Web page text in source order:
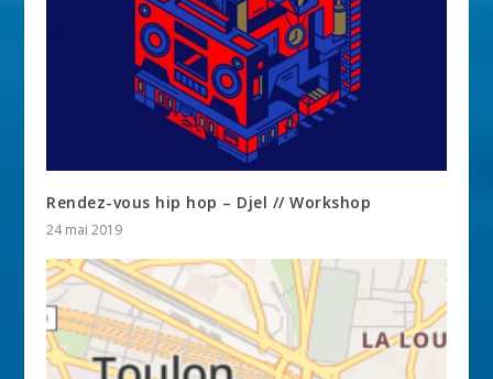
Rendez-vous hip hop – Djel // Workshop
24 mai 2019